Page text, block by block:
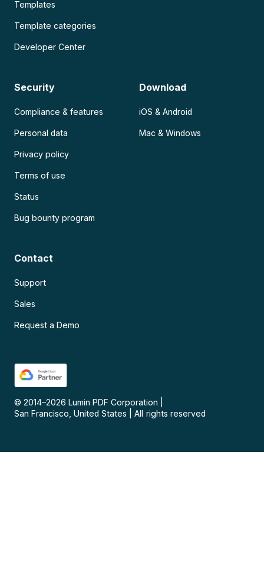
Templates
Template categories
Developer Center
Security
Compliance & features
Personal data
Privacy policy
Terms of use
Status
Bug bounty program
Download
iOS & Android
Mac & Windows
Contact
Support
Sales
Request a Demo
© 2014–2026 Lumin PDF Corporation
San Francisco, United States
All rights reserved